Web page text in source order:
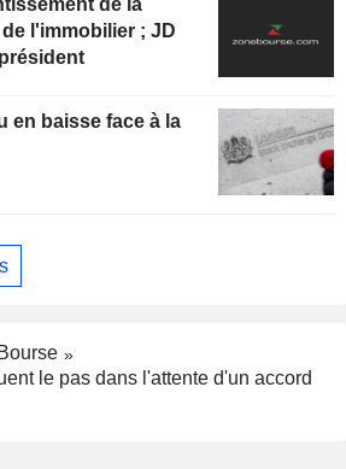
l'immobilier ; JD
en baisse face à la
le pas dans l'attente d'un accord